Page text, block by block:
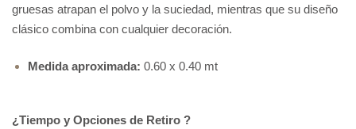
gruesas atrapan el polvo y la suciedad, mientras que su diseño
clásico combina con cualquier decoración.
Medida aproximada: 0.60 x 0.40 mt
¿Tiempo y Opciones de Retiro ?